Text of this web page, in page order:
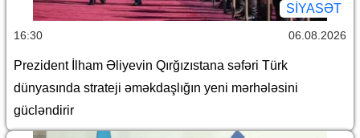
SİYASƏT
16:30 06.08.2026
Prezident İlham Əliyevin Qırğızıstana səfəri Türk
dünyasında strateji əməkdaşlığın yeni mərhələsini
gücləndirir